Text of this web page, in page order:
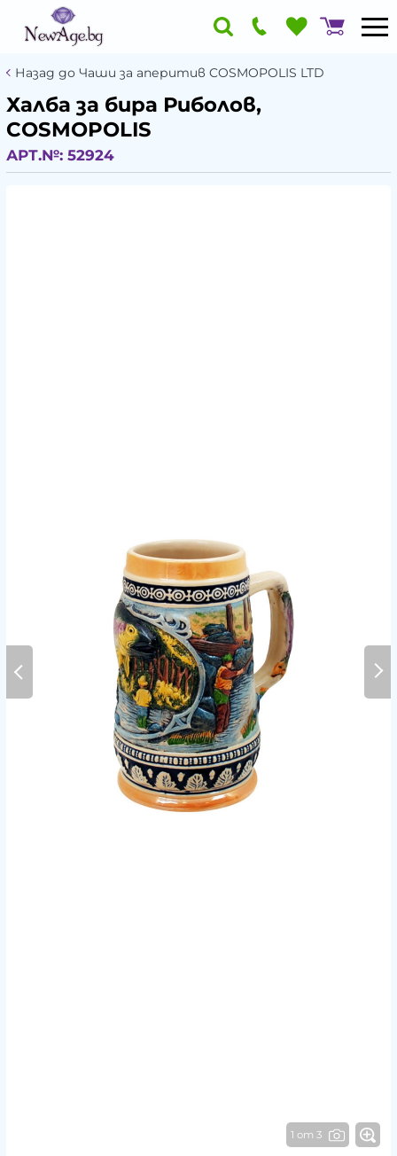
Назад до Чаши за аперитив COSMOPOLIS LTD
Халба за бира Риболов,
COSMOPOLIS
АРТ.№: 52924
1 от 3